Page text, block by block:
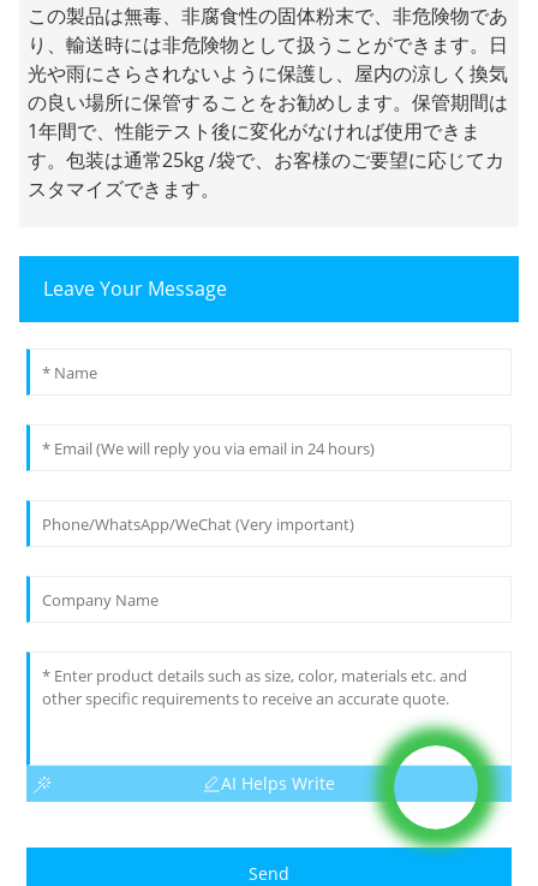
この製品は無毒、非腐食性の固体粉末で、非危険物であ
り、輸送時には非危険物として扱うことができます。日
光や雨にさらされないように保護し、屋内の涼しく換気
の良い場所に保管することをお勧めします。保管期間は
1年間で、性能テスト後に変化がなければ使用できま
す。包装は通常25kg /袋で、お客様のご要望に応じてカ
スタマイズできます。
Leave Your Message
AI Helps Write
Send